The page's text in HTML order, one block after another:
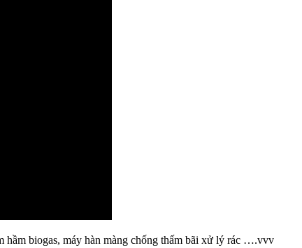
hầm biogas, máy hàn màng chống thấm bãi xử lý rác ….vvv